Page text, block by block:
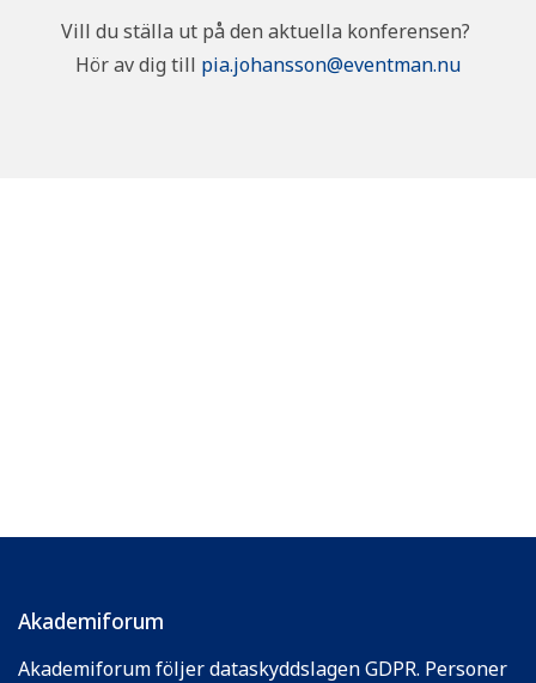
Vill du ställa ut på den aktuella konferensen?
Hör av dig till pia.johansson@eventman.nu
Akademiforum
Akademiforum följer dataskyddslagen GDPR. Personer